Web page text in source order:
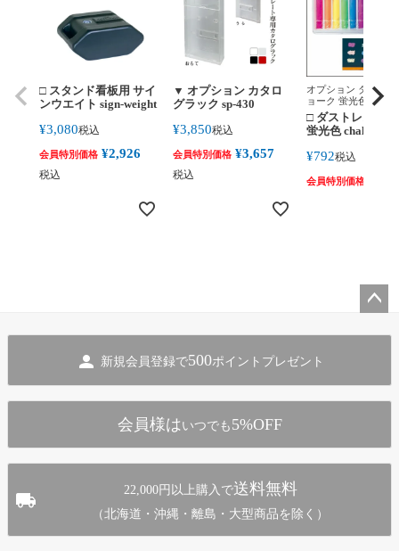
□ スタンド看板用 サイ
ンウエイト sign-weight
¥3,080税込
会員特別価格 ¥2,926
税込
▼ オプション カタロ
グラック sp-430
¥3,850税込
会員特別価格 ¥3,657
税込
オプション ダスト
ョーク 蛍光色 chalk-
fluorescentcolor
□ ダストレスチ
蛍光色 chalk-flu
¥792税込
会員特別価格
新規会員登録で500ポイントプレゼント
会員様は いつでも 5%OFF
22,000円以上購入で送料無料
（北海道・沖縄・離島・大型商品を除く）